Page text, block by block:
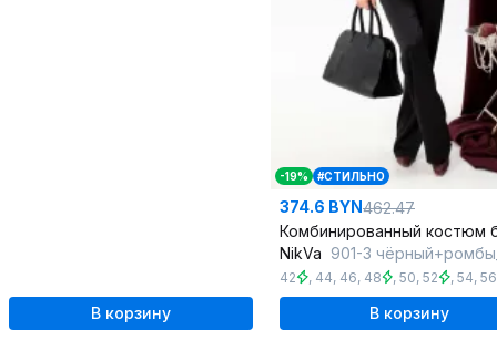
В корзину
-19% #СТИЛЬНО
374.6 BYN462.47
NikVa 901-3
42 , 44, 46, 48 , 50, 52 , 54, 56
В корзину